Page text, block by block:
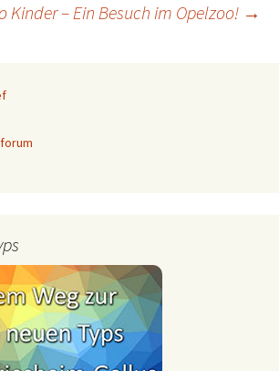
Kinder – Ein Besuch im Opelzoo! →